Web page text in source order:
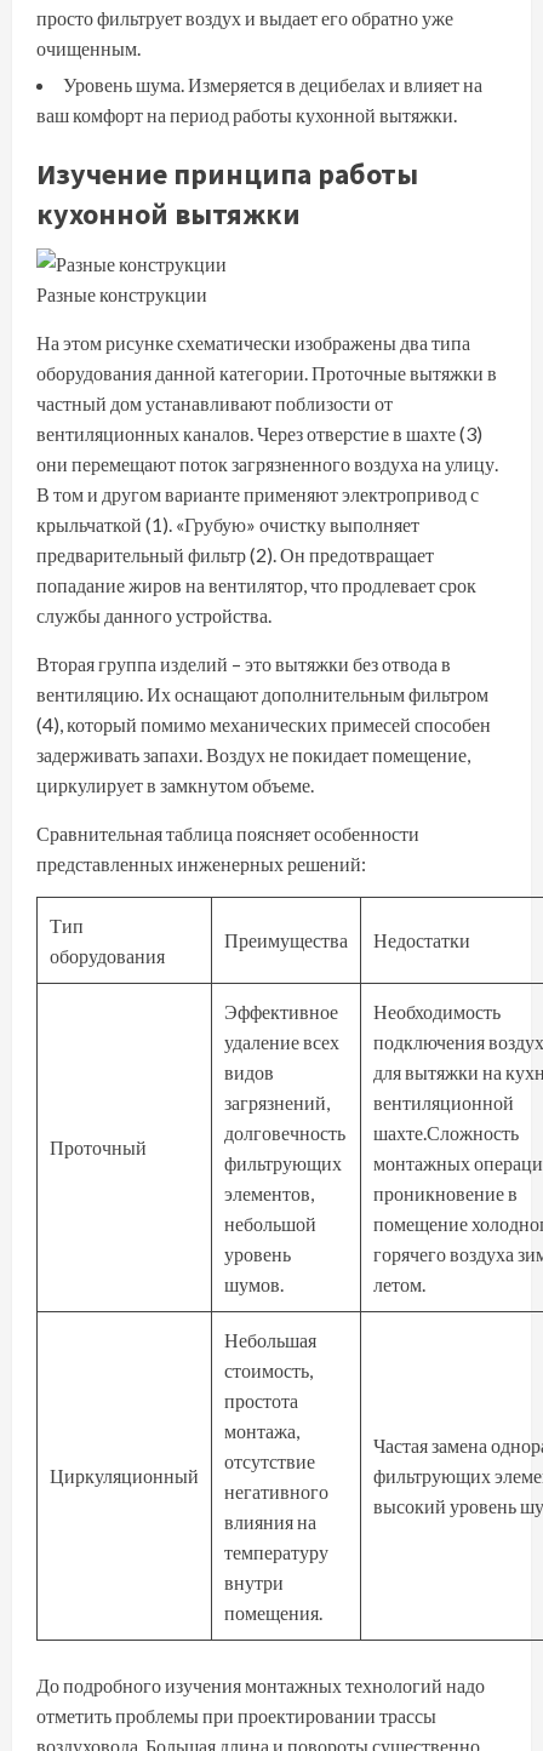
просто фильтрует воздух и выдает его обратно уже
очищенным.
Уровень шума. Измеряется в децибелах и влияет на
ваш комфорт на период работы кухонной вытяжки.
Изучение принципа работы
кухонной вытяжки
Разные конструкции
На этом рисунке схематически изображены два типа
оборудования данной категории. Проточные вытяжки в
частный дом устанавливают поблизости от
вентиляционных каналов. Через отверстие в шахте (3)
они перемещают поток загрязненного воздуха на улицу.
В том и другом варианте применяют электропривод с
крыльчаткой (1). «Грубую» очистку выполняет
предварительный фильтр (2). Он предотвращает
попадание жиров на вентилятор, что продлевает срок
службы данного устройства.
Вторая группа изделий – это вытяжки без отвода в
вентиляцию. Их оснащают дополнительным фильтром
(4), который помимо механических примесей способен
задерживать запахи. Воздух не покидает помещение,
циркулирует в замкнутом объеме.
Сравнительная таблица поясняет особенности
представленных инженерных решений:
Тип
оборудования
Преимущества Недостатки
Проточный
Эффективное
удаление всех
видов
загрязнений,
долговечность
фильтрующих
элементов,
небольшой
уровень
шумов.
Необходимость
подключения
для вытяжки на
вентиляционной
шахте.Сложность
монтажных
проникновение в
помещение
горячего воздуха
летом.
Циркуляционный
Небольшая
стоимость,
простота
монтажа,
отсутствие
негативного
влияния на
температуру
внутри
помещения.
Частая замена
фильтрующих
высокий уровень
До подробного изучения монтажных технологий надо
отметить проблемы при проектировании трассы
воздуховода. Большая длина и повороты существенно